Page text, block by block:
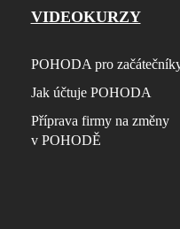
VIDEOKURZY
POHODA pro
Jak účtuje POHODA
Příprava firmy na změny
v POHODĚ